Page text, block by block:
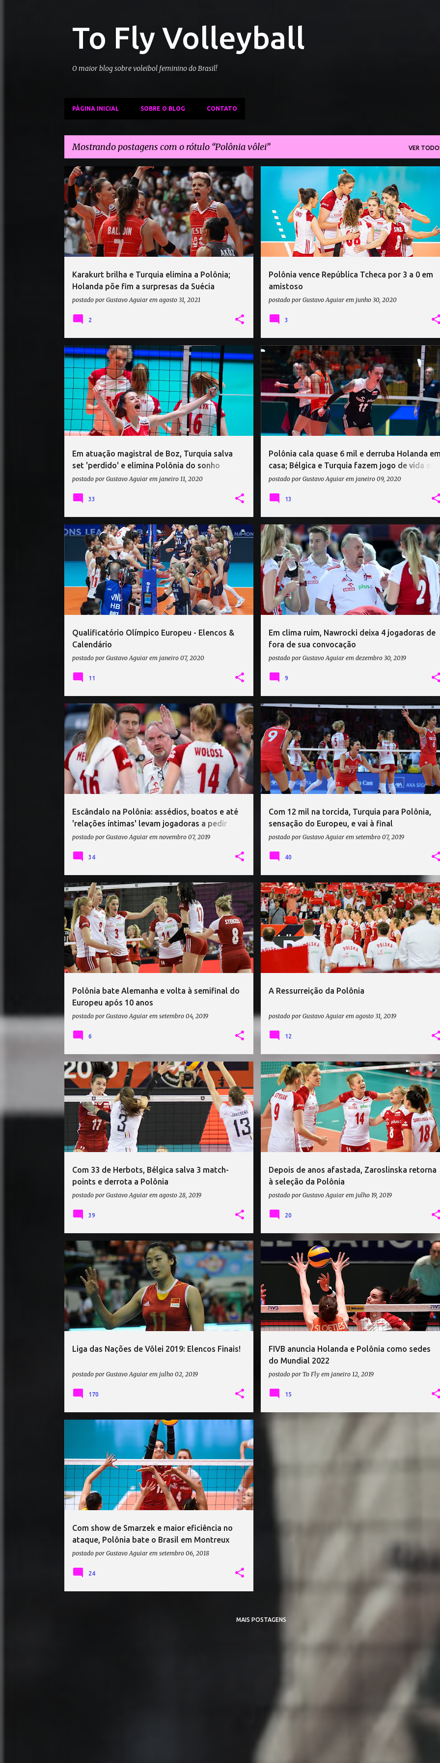
To Fly Volleyball
O maior blog sobre voleibol feminino do Brasil!
PÁGINA INICIAL SOBRE O BLOG CONTATO
Mostrando postagens com o rótulo Polônia vôlei VER
P
o
s
t
a
g
Karakurt brilha e Turquia elimina a Polônia;
Holanda põe fim a surpresas da Suécia
postado por Gustavo Aguiar em agosto 31, 2021
CAMPEONATO EUROPEU DE VÔLEI HOLANDA VÔLEI
POLÔNIA VÔLEI SUÉCIA VÔLEI +
TURQUIA VÔLEI
2
Polônia vence República Tcheca por 3 a 0 em
amistoso
postado por Gustavo Aguiar em junho 30, 2020
POLÔNIA VÔLEI REPÚBLICA TCHECA VÔLEI
3
Em atuação magistral de Boz, Turquia salva
set 'perdido' e elimina Polônia do sonho
olímpico
postado por Gustavo Aguiar em janeiro 11, 2020
MERYEM BOZ POLÔNIA VÔLEI
QUALIFICATÓRIO OLÍMPICO EUROPEU
TURQUIA VÔLEI
33
Polônia cala quase 6 mil e derruba Holanda em
casa; Bélgica e Turquia fazem jogo de vida ou
morte
postado por Gustavo Aguiar em janeiro 09, 2020
BÉLGICA VÔLEI HOLANDA VÔLEI POLÔNIA VÔLEI +
QUALIFICATÓRIO OLÍMPICO EUROPEU
13
Qualificatório Olímpico Europeu - Elencos &
Calendário
postado por Gustavo Aguiar em janeiro 07, 2020
ALEMANHA VÔLEI AZERBAIJÃO VÔLEI +
11
Em clima ruim, Nawrocki deixa 4 jogadoras de
fora de sua convocação
postado por Gustavo Aguiar em dezembro 30, 2019
JACEK NAWROCKI KAMILA WITKOWSKA +2
9
Escândalo na Polônia: assédios, boatos e até
'relações íntimas' levam jogadoras a pedir
demissão do técnico
postado por Gustavo Aguiar em novembro 07, 2019
AGNIESKA KAKOLEWSKA ESPECIAL! +4
34
Com 12 mil na torcida, Turquia para Polônia,
sensação do Europeu, e vai à final
postado por Gustavo Aguiar em setembro 07, 2019
CAMPEONATO EUROPEU DE VÔLEI POLÔNIA VÔLEI
TURQUIA VÔLEI +
VÔLEI
40
Polônia bate Alemanha e volta à semifinal do
Europeu após 10 anos
postado por Gustavo Aguiar em setembro 04, 2019
ALEMANHA VÔLEI CAMPEONATO EUROPEU DE VÔLEI
POLÔNIA VÔLEI +
VÔLEI
6
A Ressurreição da Polônia
postado por Gustavo Aguiar em agosto 31, 2019
JACEK NAWROCKI JOANNA WOLOSZ
MALWINA SMARZEK POLÔNIA VÔLEI +
VÔLEI
12
Com 33 de Herbots, Bélgica salva 3 match-
points e derrota a Polônia
postado por Gustavo Aguiar em agosto 28, 2019
BÉLGICA VÔLEI CAMPEONATO EUROPEU DE VÔLEI
POLÔNIA VÔLEI +
VÔLEI
39
Depois de anos afastada, Zaroslinska retorna
à seleção da Polônia
postado por Gustavo Aguiar em julho 19, 2019
AMISTOSOS DE VÔLEI ANDREA KOSSANYIOVA +2
20
Liga das Nações de Vôlei 2019: Elencos Finais!
postado por Gustavo Aguiar em julho 02, 2019
CHINA VÔLEI ESTADOS UNIDOS VÔLEI
170
FIVB anuncia Holanda e Polônia como sedes
do Mundial 2022
postado por To Fly em janeiro 12, 2019
FEDERAÇÃO INTERNACIONAL DE VOLEIBOL +1
15
Com show de Smarzek e maior eficiência no
ataque, Polônia bate o Brasil em Montreux
postado por Gustavo Aguiar em setembro 06, 2018
MONTREUX VOLLEY MASTERS POLÔNIA VÔLEI
RÚSSIA VÔLEI
SELEÇÃO BRASILEIRA DE VÔLEI FEMININO
24
MAIS POSTAGENS